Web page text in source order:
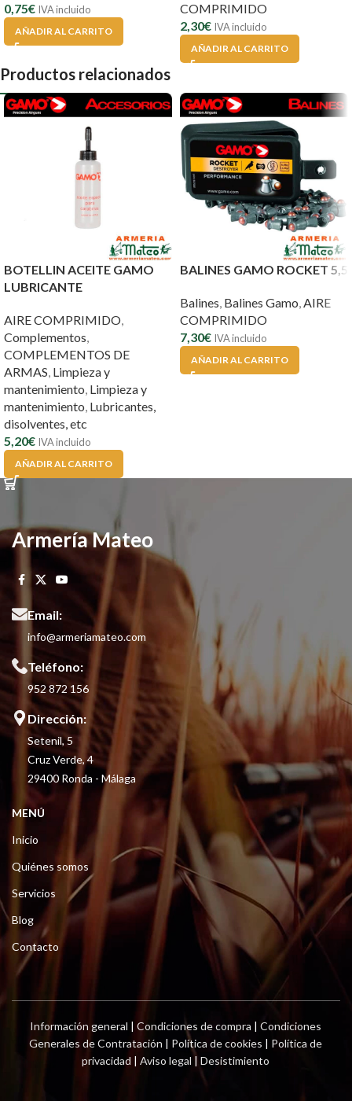
0,75€ IVA incluido
AÑADIR AL CARRITO
COMPRIMIDO
2,30€ IVA incluido
AÑADIR AL CARRITO
Productos relacionados
BOTELLIN ACEITE GAMO
LUBRICANTE
AIRE COMPRIMIDO,
Complementos,
COMPLEMENTOS DE
ARMAS, Limpieza y
mantenimiento, Limpieza y
mantenimiento, Lubricantes,
disolventes, etc
5,20€ IVA incluido
AÑADIR AL CARRITO
BALINES GAMO ROCKET 5,5
Balines, Balines Gamo,AIRE
COMPRIMIDO
7,30€ IVA incluido
AÑADIR AL CARRITO
Armería Mateo
Email:
info@armeriamateo.com
Teléfono:
952 872 156
Dirección:
Setenil, 5
Cruz Verde, 4
29400 Ronda - Málaga
MENÚ
Inicio
Quiénes somos
Servicios
Blog
Contacto
Información general |Condiciones de compra |Condiciones
Generales de Contratación | Política de cookies | Política de
privacidad |Aviso legal |Desistimiento